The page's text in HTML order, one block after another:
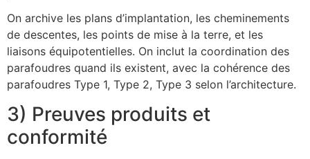
On archive les plans d’implantation, les cheminements
de descentes, les points de mise à la terre, et les
liaisons équipotentielles. On inclut la coordination des
parafoudres quand ils existent, avec la cohérence des
parafoudres Type 1, Type 2, Type 3 selon l’architecture.
3) Preuves produits et
conformité
ECLAIR
Online